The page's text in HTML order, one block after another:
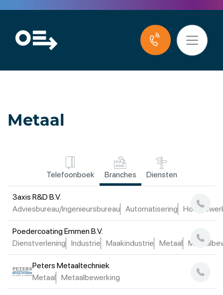
Metaal
Telefoonboek Branches Diensten
3axis R&D B.V.
Adviesbureau/Ingenieursbureau
Automatisering
Poedercoating Emmen B.V.
Dienstverlening
Industrie Maakindustrie Metaal
Peters Metaaltechniek
Metaal
Metaalbewerking